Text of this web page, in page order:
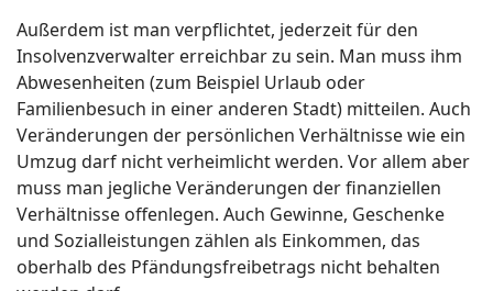
Außerdem ist man verpflichtet, jederzeit für den
Insolvenzverwalter erreichbar zu sein. Man muss ihm
Abwesenheiten (zum Beispiel Urlaub oder
Familienbesuch in einer anderen Stadt) mitteilen. Auch
Veränderungen der persönlichen Verhältnisse wie ein
Umzug darf nicht verheimlicht werden. Vor allem aber
muss man jegliche Veränderungen der finanziellen
Verhältnisse offenlegen. Auch Gewinne, Geschenke
und Sozialleistungen zählen als Einkommen, das
oberhalb des Pfändungsfreibetrags nicht behalten